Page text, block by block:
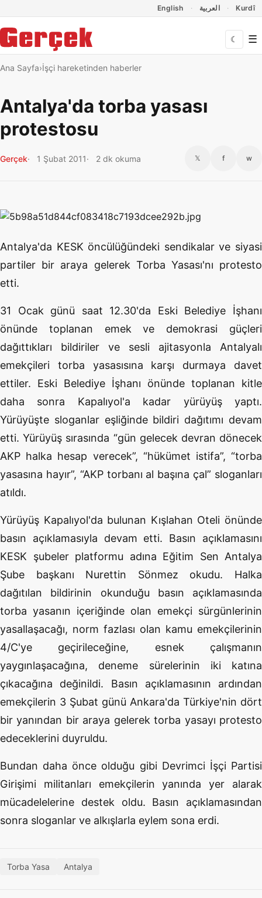
English العربية Kurdî
☾ ☰
Ana Sayfa İşçi hareketinden haberler
Antalya'da torba yasası
protestosu
Gerçek 1 Şubat 2011 2 dk okuma 𝕏 f w
Antalya'da KESK öncülüğündeki sendikalar ve siyasi
partiler bir araya gelerek Torba Yasası'nı protesto
etti.
31 Ocak günü saat 12.30'da Eski Belediye İşhanı
önünde toplanan emek ve demokrasi güçleri
dağıttıkları bildiriler ve sesli ajitasyonla Antalyalı
emekçileri torba yasasısına karşı durmaya davet
ettiler. Eski Belediye İşhanı önünde toplanan kitle
daha sonra Kapalıyol'a kadar yürüyüş yaptı.
Yürüyüşte sloganlar eşliğinde bildiri dağıtımı devam
etti. Yürüyüş sırasında “gün gelecek devran dönecek
AKP halka hesap verecek”, “hükümet istifa”, “torba
yasasına hayır”, “AKP torbanı al başına çal” sloganları
atıldı.
Yürüyüş Kapalıyol'da bulunan Kışlahan Oteli önünde
basın açıklamasıyla devam etti. Basın açıklamasını
KESK şubeler platformu adına Eğitim Sen Antalya
Şube başkanı Nurettin Sönmez okudu. Halka
dağıtılan bildirinin okunduğu basın açıklamasında
torba yasanın içeriğinde olan emekçi sürgünlerinin
yasallaşacağı, norm fazlası olan kamu emekçilerinin
4/C'ye geçirileceğine, esnek çalışmanın
yaygınlaşacağına, deneme sürelerinin iki katına
çıkacağına değinildi. Basın açıklamasının ardından
emekçilerin 3 Şubat günü Ankara'da Türkiye'nin dört
bir yanından bir araya gelerek torba yasayı protesto
edeceklerini duyruldu.
Bundan daha önce olduğu gibi Devrimci İşçi Partisi
Girişimi militanları emekçilerin yanında yer alarak
mücadelelerine destek oldu. Basın açıklamasından
sonra sloganlar ve alkışlarla eylem sona erdi.
Torba Yasa Antalya